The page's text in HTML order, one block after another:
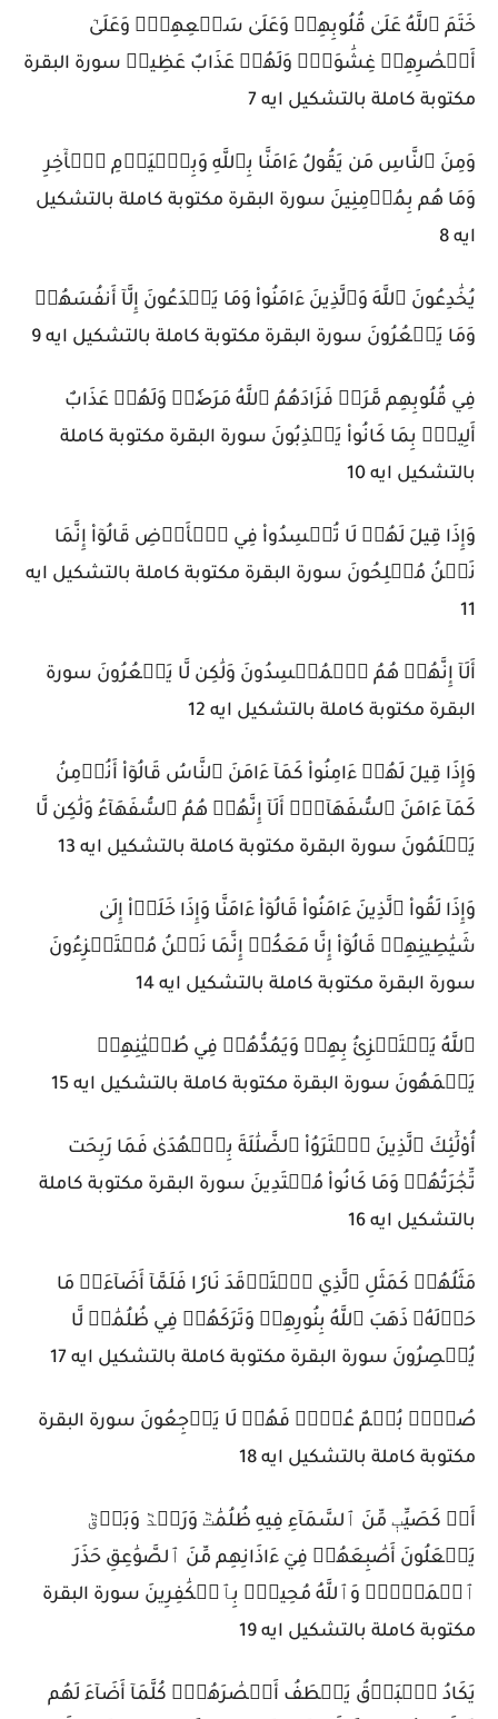
خَتَمَ ٱللَّهُ عَلَىٰ قُلُوبِهِمۡ وَعَلَىٰ سَمۡعِهِمۡۖ وَعَلَىٰٓ
أَبۡصَٰرِهِمۡ غِشَٰوَةٞۖ وَلَهُمۡ عَذَابٌ عَظِيمٞ سورة البقرة
مكتوبة كاملة بالتشكيل ايه 7
وَمِنَ ٱلنَّاسِ مَن يَقُولُ ءَامَنَّا بِٱللَّهِ وَبِٱلۡيَوۡمِ ٱلۡأٓخِرِ
وَمَا هُم بِمُؤۡمِنِينَ سورة البقرة مكتوبة كاملة بالتشكيل
ايه 8
يُخَٰدِعُونَ ٱللَّهَ وَٱلَّذِينَ ءَامَنُواْ وَمَا يَخۡدَعُونَ إِلَّآ أَنفُسَهُمۡ
وَمَا يَشۡعُرُونَ سورة البقرة مكتوبة كاملة بالتشكيل ايه 9
فِي قُلُوبِهِم مَّرَضٞ فَزَادَهُمُ ٱللَّهُ مَرَضٗاۖ وَلَهُمۡ عَذَابٌ
أَلِيمُۢ بِمَا كَانُواْ يَكۡذِبُونَ سورة البقرة مكتوبة كاملة
بالتشكيل ايه 10
وَإِذَا قِيلَ لَهُمۡ لَا تُفۡسِدُواْ فِي ٱلۡأَرۡضِ قَالُوٓاْ إِنَّمَا
نَحۡنُ مُصۡلِحُونَ سورة البقرة مكتوبة كاملة بالتشكيل ايه
11
أَلَآ إِنَّهُمۡ هُمُ ٱلۡمُفۡسِدُونَ وَلَٰكِن لَّا يَشۡعُرُونَ سورة
البقرة مكتوبة كاملة بالتشكيل ايه 12
وَإِذَا قِيلَ لَهُمۡ ءَامِنُواْ كَمَآ ءَامَنَ ٱلنَّاسُ قَالُوٓاْ أَنُؤۡمِنُ
كَمَآ ءَامَنَ ٱلسُّفَهَآءُۗ أَلَآ إِنَّهُمۡ هُمُ ٱلسُّفَهَآءُ وَلَٰكِن لَّا
يَعۡلَمُونَ سورة البقرة مكتوبة كاملة بالتشكيل ايه 13
وَإِذَا لَقُواْ ٱلَّذِينَ ءَامَنُواْ قَالُوٓاْ ءَامَنَّا وَإِذَا خَلَوۡاْ إِلَىٰ
شَيَٰطِينِهِمۡ قَالُوٓاْ إِنَّا مَعَكُمۡ إِنَّمَا نَحۡنُ مُسۡتَهۡزِءُونَ
سورة البقرة مكتوبة كاملة بالتشكيل ايه 14
ٱللَّهُ يَسۡتَهۡزِئُ بِهِمۡ وَيَمُدُّهُمۡ فِي طُغۡيَٰنِهِمۡ
يَعۡمَهُونَ سورة البقرة مكتوبة كاملة بالتشكيل ايه 15
أُوْلَٰٓئِكَ ٱلَّذِينَ ٱشۡتَرَوُاْ ٱلضَّلَٰلَةَ بِٱلۡهُدَىٰ فَمَا رَبِحَت
تِّجَٰرَتُهُمۡ وَمَا كَانُواْ مُهۡتَدِينَ سورة البقرة مكتوبة كاملة
بالتشكيل ايه 16
مَثَلُهُمۡ كَمَثَلِ ٱلَّذِي ٱسۡتَوۡقَدَ نَارٗا فَلَمَّآ أَضَآءَتۡ مَا
حَوۡلَهُۥ ذَهَبَ ٱللَّهُ بِنُورِهِمۡ وَتَرَكَهُمۡ فِي ظُلُمَٰتٖ لَّا
يُبۡصِرُونَ سورة البقرة مكتوبة كاملة بالتشكيل ايه 17
صُمُّۢ بُكۡمٌ عُمۡيٞ فَهُمۡ لَا يَرۡجِعُونَ سورة البقرة
مكتوبة كاملة بالتشكيل ايه 18
أَوۡ كَصَيِّبٖ مِّنَ ٱلسَّمَآءِ فِيهِ ظُلُمَٰتٞ وَرَعۡدٞ وَبَرۡقٞ
يَجۡعَلُونَ أَصَٰبِعَهُمۡ فِيٓ ءَاذَانِهِم مِّنَ ٱلصَّوَٰعِقِ حَذَرَ
ٱلۡمَوۡتِۚ وَٱللَّهُ مُحِيطُۢ بِٱلۡكَٰفِرِينَ سورة البقرة
مكتوبة كاملة بالتشكيل ايه 19
يَكَادُ ٱلۡبَرۡقُ يَخۡطَفُ أَبۡصَٰرَهُمۡۖ كُلَّمَآ أَضَآءَ لَهُم